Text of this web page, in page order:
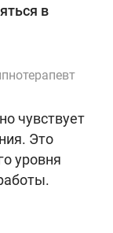
в
чувствует
Это
уровня